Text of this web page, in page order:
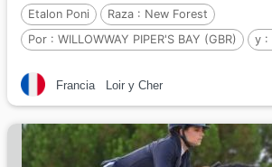
Etalon Poni Raza : New Forest
Por : WILLOWWAY PIPER'S BAY (GBR) y :
Francia
Loir y Cher